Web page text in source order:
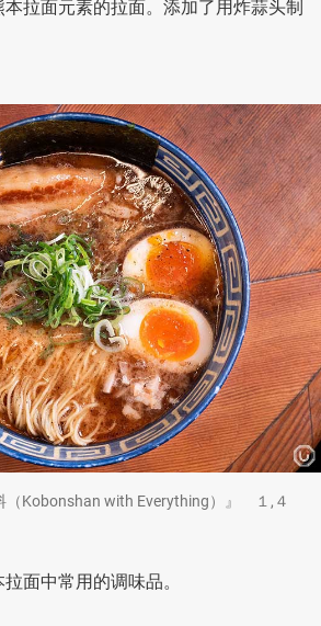
本拉面元素的拉面。添加了用炸蒜头制
（Kobonshan with Everything）』 １,４
面中常用的调味品。